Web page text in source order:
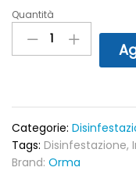
Vespajet
Spray
schiumogeno
per
vespe
750ml
quantity
Quantità
Categorie:
Tags: Disinfestazione,
Brand: Orma